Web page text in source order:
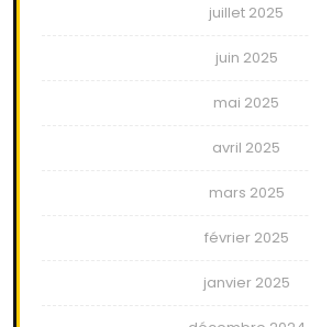
juillet 2025
juin 2025
mai 2025
avril 2025
mars 2025
février 2025
janvier 2025